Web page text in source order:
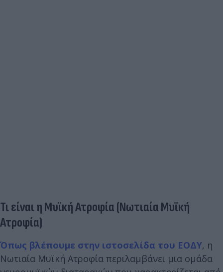
Τι είναι η Μυϊκή Ατροφία (Νωτιαία Μυϊκή
Ατροφία)
Όπως βλέπουμε στην ιστοσελίδα του ΕΟΔΥ, η
Νωτιαία Mυϊκή Aτροφία περιλαμβάνει μια ομάδα